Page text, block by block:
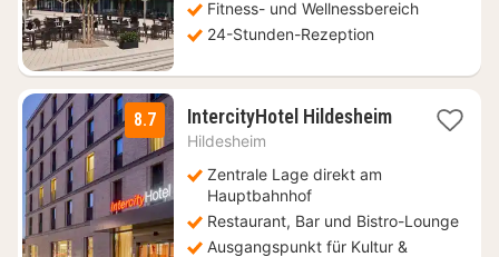
Fitness- und Wellnessbereich
24-Stunden-Rezeption
8.7 IntercityHotel Hildesheim2
Nächte
Hildesheim
Zentrale Lage direkt am
Hauptbahnhof
Restaurant, Bar und Bistro-Lounge
Ausgangspunkt für Kultur &